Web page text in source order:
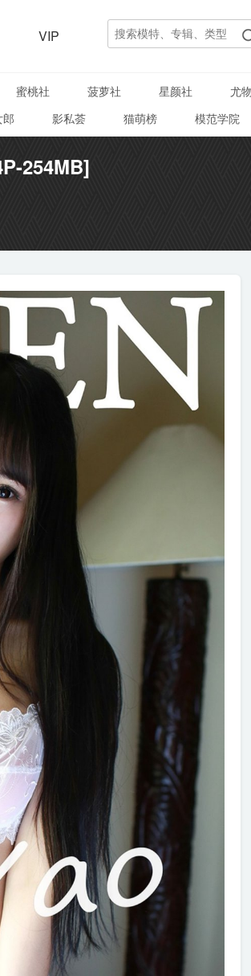
VIP
蜜桃社 菠萝社 星颜社 尤
影私荟 猫萌榜 模范学院
254MB]